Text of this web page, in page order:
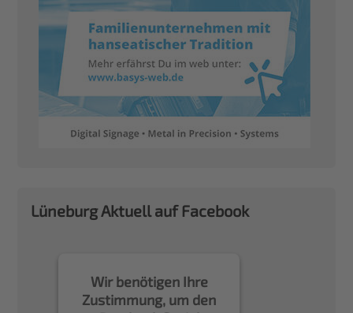
Lüneburg Aktuell auf Facebook
Wir benötigen Ihre
Zustimmung, um den